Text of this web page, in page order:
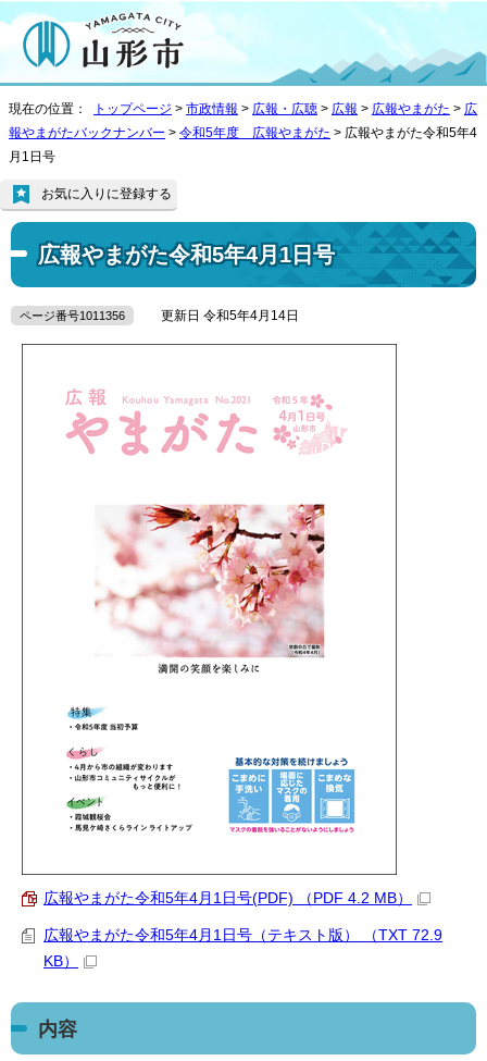
現在の位置： トップページ > 市政情報 > 広報・広聴 > 広報 > 広報やまがた > 広
報やまがたバックナンバー > 令和5年度 広報やまがた > 広報やまがた令和5年4
月1日号
広報やまがた令和5年4月1日号
お気に入りに登録する
ページ番号1011356 更新日 令和5年4月14日
広報やまがた令和5年4月1日号(PDF) （PDF 4.2 MB）
広報やまがた令和5年4月1日号（テキスト版） （TXT 72.9
KB）
内容